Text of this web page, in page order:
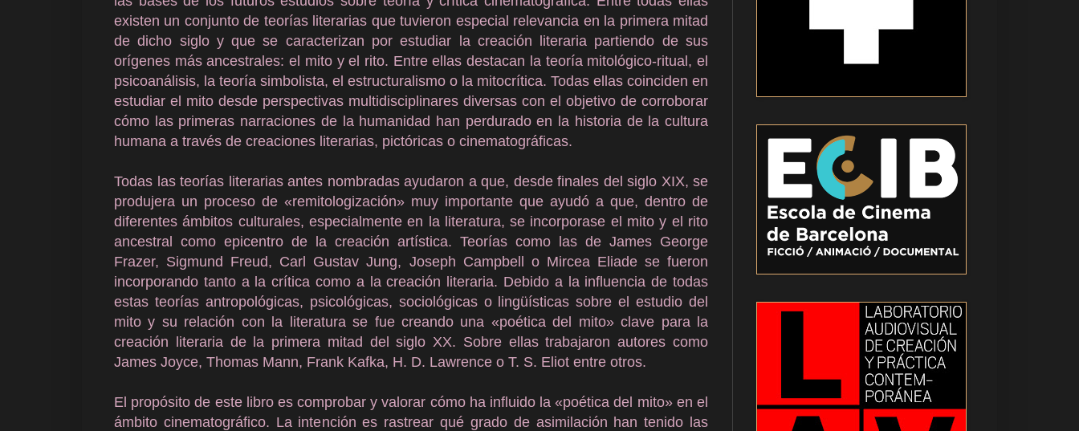
existen un conjunto de teorías literarias que tuvieron especial relevancia en la primera mitad
de dicho siglo y que se caracterizan por estudiar la creación literaria partiendo de sus
orígenes más ancestrales: el mito y el rito. Entre ellas destacan la teoría mitológico-ritual, el
psicoanálisis, la teoría simbolista, el estructuralismo o la mitocrítica. Todas ellas coinciden en
estudiar el mito desde perspectivas multidisciplinares diversas con el objetivo de corroborar
cómo las primeras narraciones de la humanidad han perdurado en la historia de la cultura
humana a través de creaciones literarias, pictóricas o cinematográficas.
Todas las teorías literarias antes nombradas ayudaron a que, desde finales del siglo XIX, se
produjera un proceso de «remitologización» muy importante que ayudó a que, dentro de
diferentes ámbitos culturales, especialmente en la literatura, se incorporase el mito y el rito
ancestral como epicentro de la creación artística. Teorías como las de James George
Frazer, Sigmund Freud, Carl Gustav Jung, Joseph Campbell o Mircea Eliade se fueron
incorporando tanto a la crítica como a la creación literaria. Debido a la influencia de todas
estas teorías antropológicas, psicológicas, sociológicas o lingüísticas sobre el estudio del
mito y su relación con la literatura se fue creando una «poética del mito» clave para la
creación literaria de la primera mitad del siglo XX. Sobre ellas trabajaron autores como
James Joyce, Thomas Mann, Frank Kafka, H. D. Lawrence o T. S. Eliot entre otros.
El propósito de este libro es comprobar y valorar cómo ha influido la «poética del mito» en el
ámbito cinematográfico. La intención es rastrear qué grado de asimilación han tenido las